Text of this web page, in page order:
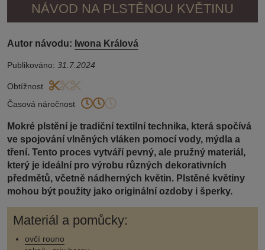
NÁVOD NA PLSTĚNOU KVĚTINU
Autor návodu: Iwona Králová
Publikováno: 31.7.2024
Obtížnost
Časová náročnost
Mokré plstění je tradiční textilní technika, která spočívá
ve spojování vlněných vláken pomocí vody, mýdla a
tření. Tento proces vytváří pevný, ale pružný materiál,
který je ideální pro výrobu různých dekorativních
předmětů, včetně nádherných květin. Plstěné květiny
mohou být použity jako originální ozdoby i šperky.
Materiál a pomůcky:
ovčí rouno